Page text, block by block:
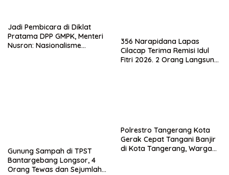
Jadi Pembicara di Diklat
Pratama DPP GMPK, Menteri
Nusron: Nasionalisme
356 Narapidana Lapas
Cilacap Terima Remisi Idul
Fitri 2026. 2 Orang Langsung
Gunung Sampah di TPST
Bantargebang Longsor, 4
Orang Tewas dan Sejumlah
Polrestro Tangerang Kota
Gerak Cepat Tangani Banjir
di Kota Tangerang, Warga